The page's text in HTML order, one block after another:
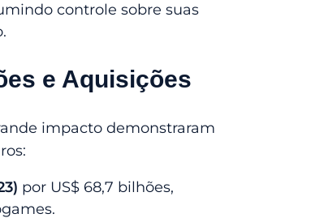
controle sobre suas
e Aquisições
impacto demonstraram
por US$ 68,7 bilhões,